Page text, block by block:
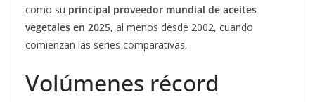
como su principal proveedor mundial de aceites
vegetales en 2025, al menos desde 2002, cuando
comienzan las series comparativas.
Volúmenes récord